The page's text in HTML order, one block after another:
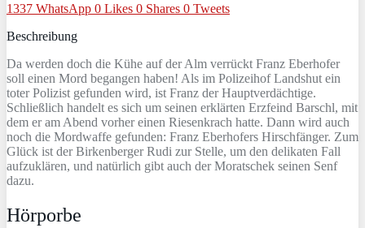
1337 WhatsApp 0 Likes 0 Shares 0 Tweets
Beschreibung
Da werden doch die Kühe auf der Alm verrückt Franz Eberhofer
soll einen Mord begangen haben! Als im Polizeihof Landshut ein
toter Polizist gefunden wird, ist Franz der Hauptverdächtige.
Schließlich handelt es sich um seinen erklärten Erzfeind Barschl, mit
dem er am Abend vorher einen Riesenkrach hatte. Dann wird auch
noch die Mordwaffe gefunden: Franz Eberhofers Hirschfänger. Zum
Glück ist der Birkenberger Rudi zur Stelle, um den delikaten Fall
aufzuklären, und natürlich gibt auch der Moratschek seinen Senf
dazu.
Hörporbe